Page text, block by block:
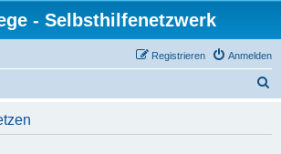
- Selbsthilfenetzwerk
Anmelden
Registrieren